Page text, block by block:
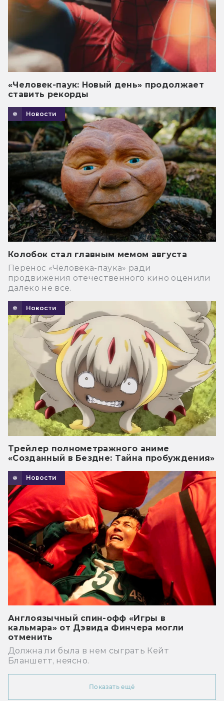
«Человек-паук: Новый день» продолжает
ставить рекорды
Новости
Колобок стал главным мемом августа
Перенос «Человека-паука» ради
продвижения отечественного кино оценили
далеко не все.
Новости
Трейлер полнометражного аниме
«Созданный в Бездне: Тайна пробуждения»
Новости
Англоязычный спин-офф «Игры в
кальмара» от Дэвида Финчера могли
отменить
Должна ли была в нем сыграть Кейт
Бланшетт, неясно.
Показать ещё